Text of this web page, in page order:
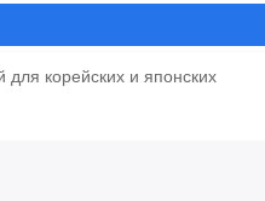
для корейских и японских